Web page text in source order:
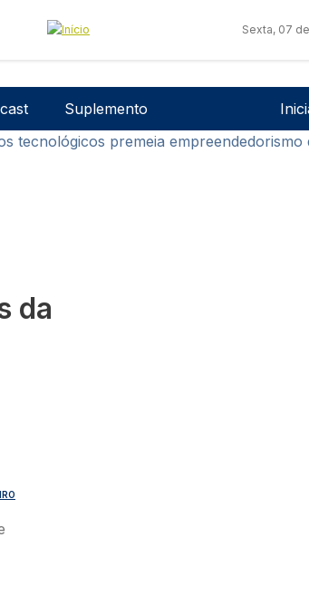
Sexta, 07
Suplemento
tecnológicos premeia
da